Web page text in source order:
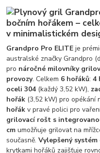
Grandpro Pro ELITE je
australské značky Grandpro
pro náročné milovníky
provozy. Celkem 6 hořáků:4
oceli 304 (každý 3,52 kW),
hořák (3,52 kW) pro opékání
hořák v pravé polici pro
grilovací rošt s
cm umožňuje grilovat na
současně.Vylepšený
krytkami hořáků zajišťuje